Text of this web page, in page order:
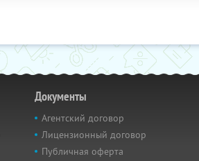
Документы
Агентский договор
Лицензионный договор
Публичная оферта